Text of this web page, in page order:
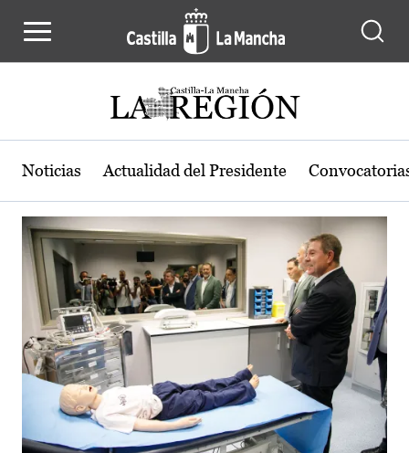
Actualidad de la región de Castilla-
Noticias Actualidad del Presidente